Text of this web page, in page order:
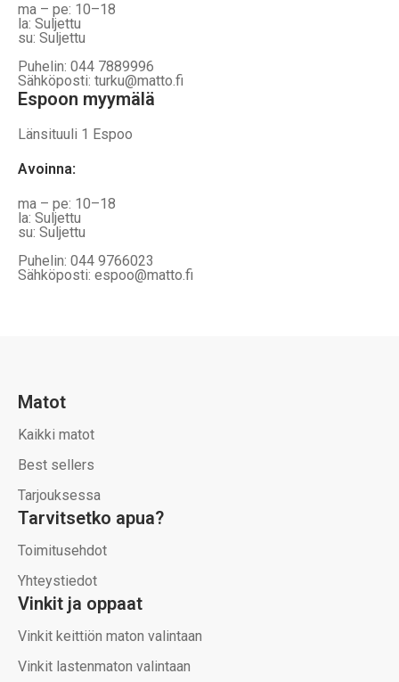
ma – pe: 10–18
la: Suljettu
su: Suljettu
Puhelin: 044 7889996
Sähköposti: turku@matto.fi
Espoon myymälä
Länsituuli 1 Espoo
Avoinna:
ma – pe: 10–18
la: Suljettu
su: Suljettu
Puhelin: 044 9766023
Sähköposti: espoo@matto.fi
Matot
Kaikki matot
Best sellers
Tarjouksessa
Tarvitsetko apua?
Toimitusehdot
Yhteystiedot
Vinkit ja oppaat
Vinkit keittiön maton valintaan
Vinkit lastenmaton valintaan